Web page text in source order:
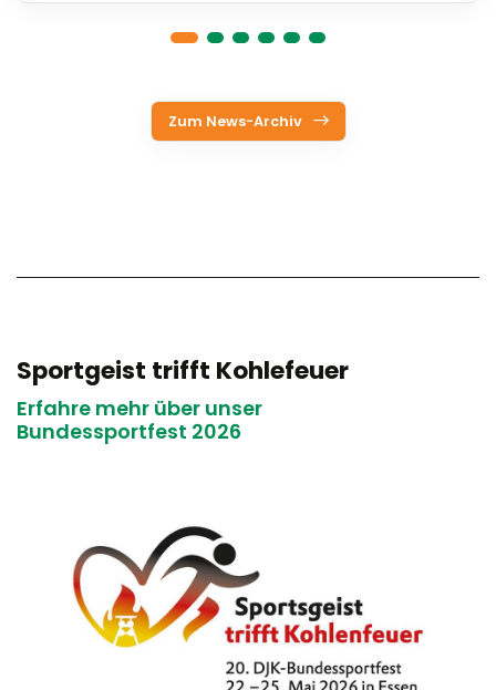
Zum News-Archiv
Sportgeist trifft Kohlefeuer
Erfahre mehr über unser
Bundessportfest 2026